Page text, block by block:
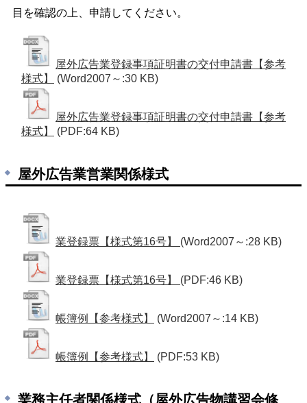
目を確認の上、申請してください。
屋外広告業登録事項証明書の交付申請書【参考
様式】
(Word2007～:30 KB)
屋外広告業登録事項証明書の交付申請書【参考
様式】
(PDF:64 KB)
屋外広告業営業関係様式
業登録票【様式第16号】 (Word2007～:28 KB)
業登録票【様式第16号】 (PDF:46 KB)
帳簿例【参考様式】 (Word2007～:14 KB)
帳簿例【参考様式】 (PDF:53 KB)
業務主任者関係様式（屋外広告物講習会修